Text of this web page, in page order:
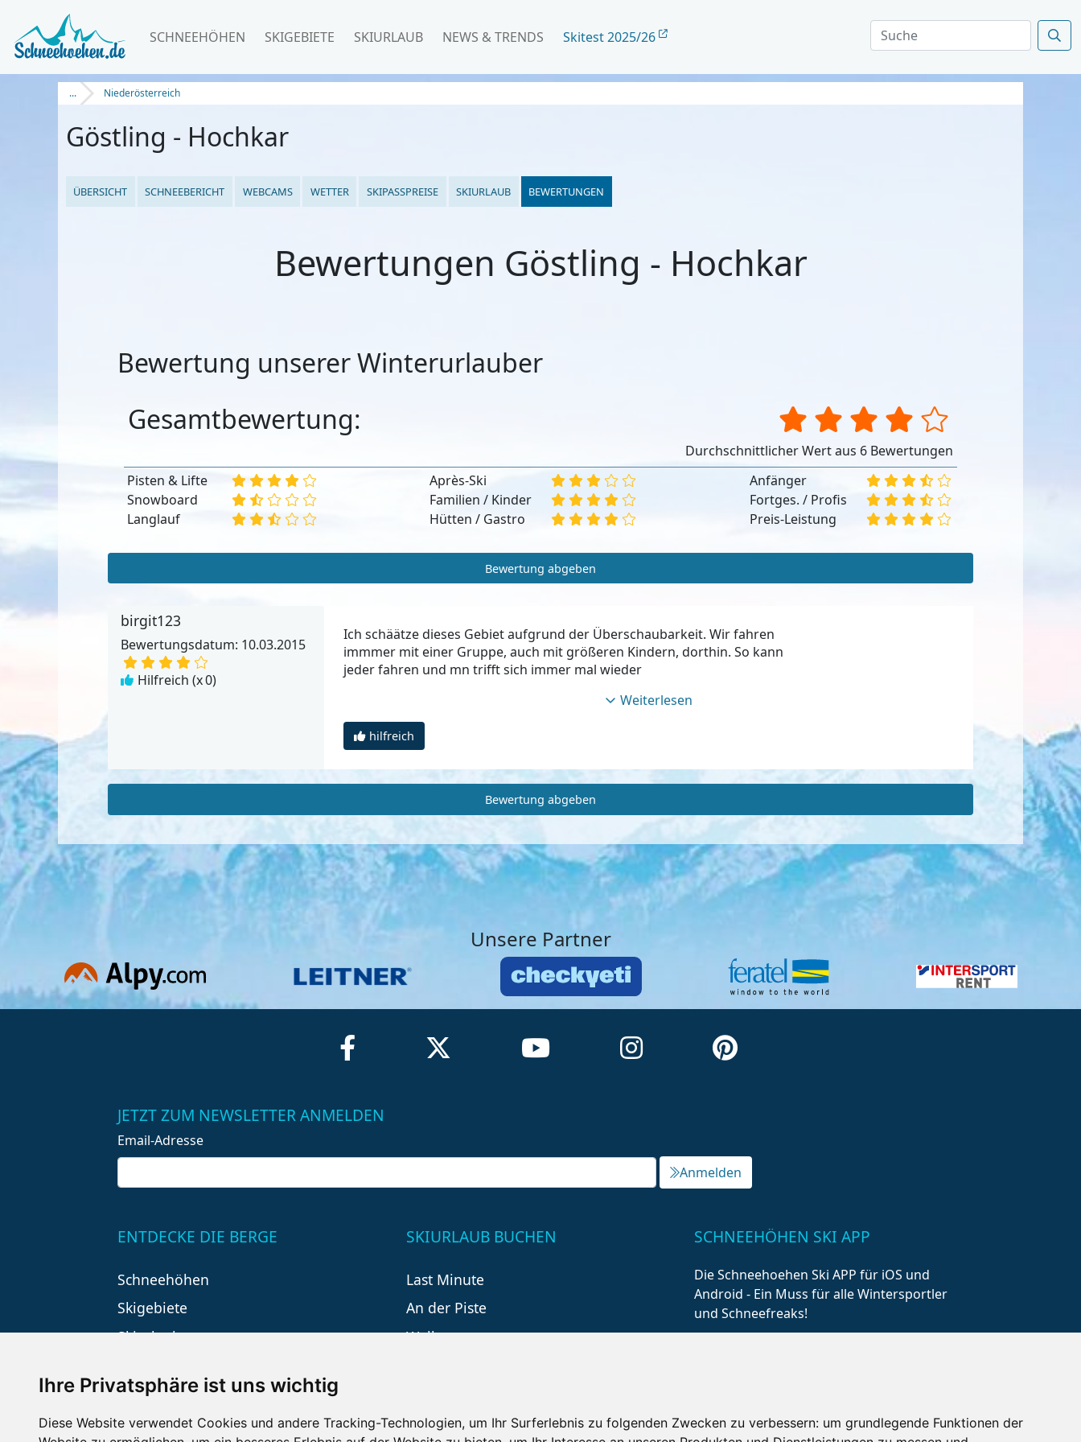
Ihre Privatsphäre ist uns wichtig
Diese Website verwendet Cookies und andere Tracking-Technologien, um Ihr Surferlebnis zu folgenden Zwecken zu verbessern: um grundlegende Funktionen der
SCHNEEHÖHEN SKIGEBIETE SKIURLAUB NEWS & TRENDS Skitest 2025/26
... Niederösterreich
Göstling - Hochkar
ÜBERSICHT SCHNEEBERICHT WEBCAMS WETTER SKIPASSPREISE SKIURLAUB BEWERTUNGEN
Bewertungen Göstling - Hochkar
Bewertung unserer Winterurlauber
Gesamtbewertung:
Durchschnittlicher Wert aus 6 Bewertungen
Pisten & Lifte
Snowboard
Langlauf
Après-Ski
Familien / Kinder
Hütten / Gastro
Anfänger
Fortges. / Profis
Preis-Leistung
Bewertung abgeben
birgit123
Bewertungsdatum: 10.03.2015
Hilfreich (x0)
Ich schäätze dieses Gebiet aufgrund der Überschaubarkeit. Wir fahren
immmer mit einer Gruppe, auch mit größeren Kindern, dorthin. So kann
jeder fahren und mn trifft sich immer mal wieder
Weiterlesen
hilfreich
Bewertung abgeben
Unsere Partner
JETZT ZUM NEWSLETTER ANMELDEN
Email-Adresse
Anmelden
ENTDECKE DIE BERGE
Schneehöhen
Skigebiete
Skiurlaub
SKIURLAUB BUCHEN
Last Minute
An der Piste
Wellness
SCHNEEHÖHEN SKI APP
Die Schneehoehen Ski APP für iOS und
Android - Ein Muss für alle Wintersportler
und Schneefreaks!